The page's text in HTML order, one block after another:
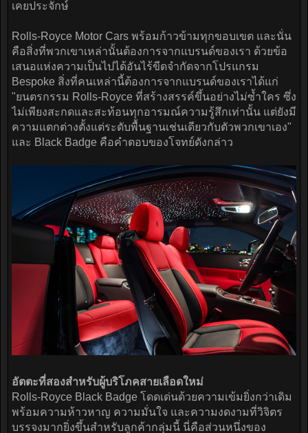
เคยประจักษ์
Rolls-Royce Motor Cars พร้อมก้าวข้ามทุกขอบเขต และนั่น
คือสิ่งที่พวกเขาเหล่านั้นต้องการจากแบรนด์ของเรา ด้วยข้อ
เสนอแห่งความเป็นไปได้อันไร้ขีดจำกัดจากโปรแกรม
Bespoke สิ่งที่คนเหล่านี้ต้องการจากแบรนด์ของเราได้แก่
"ยนตรกรรม Rolls-Royce ที่สร้างสรรค์ขึ้นอย่างไม่ซ้ำใคร ซึ่ง
ไม่เพียงสะกดและสะท้อนทุกอารมณ์ความรู้สึกเท่านั้น แต่ยังมี
ความแตกต่างตั้งแต่ระดับพื้นฐานเช่นเดียวกับตัวพวกเขาเอง"
และ Black Badge คือคำตอบของโจทย์ดังกล่าว
อัตตะที่สองสำหรับผู้บริโภคสายเลือดใหม่
Rolls-Royce Black Badge โดดเด่นด้วยความเข้มยิ่งกว่าเดิม
พร้อมความห้าวหาญ ความมั่นใจ และความงดงามที่วิจิตร
บรรจงมากยิ่งขึ้นสำหรับลูกค้ากลุ่มนี้ นี่คือส่วนหนึ่งของ